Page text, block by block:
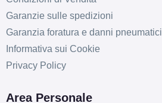
Garanzie sulle spedizioni
Garanzia foratura e danni pneumatici
Informativa sui Cookie
Privacy Policy
Area Personale